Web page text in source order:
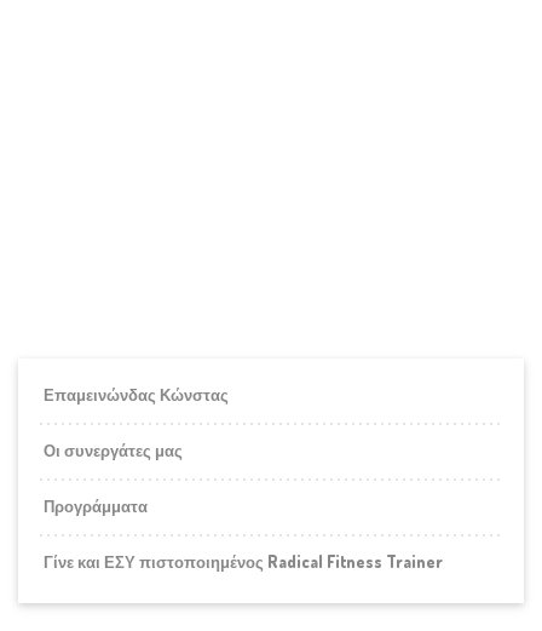
Επαμεινώνδας Κώνστας
Οι συνεργάτες μας
Προγράμματα
Γίνε και ΕΣΥ πιστοποιημένος Radical Fitness Trainer